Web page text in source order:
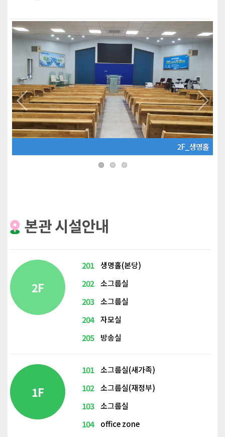
2F_생명홀
Previous Next
본관 시설안내
2F
201 생명홀(본당)
202 소그룹실
203 소그룹실
204 자모실
205 방송실
1F
101 소그룹실(새가족)
102 소그룹실(재정부)
103 소그룹실
104 office zone